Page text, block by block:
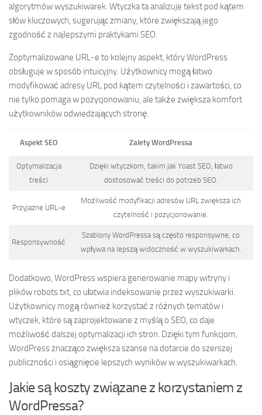
algorytmów wyszukiwarek. Wtyczka ta analizuje tekst pod kątem
słów kluczowych, sugerując zmiany, które zwiększają jego
zgodność z najlepszymi praktykami SEO.
Zoptymalizowane URL-e to kolejny aspekt, który WordPress
obsługuje w sposób intuicyjny. Użytkownicy mogą łatwo
modyfikować adresy URL pod kątem czytelności i zawartości, co
nie tylko pomaga w pozycjonowaniu, ale także zwiększa komfort
użytkowników odwiedzających stronę.
Aspekt SEO Zalety WordPressa
Optymalizacja
treści
Dzięki wtyczkom, takim jak Yoast SEO, łatwo
dostosować treści do potrzeb SEO.
Przyjazne URL-e
Możliwość modyfikacji adresów URL zwiększa ich
czytelność i pozycjonowanie.
Responsywność
Szablony WordPressa są często responsywne, co
wpływa na lepszą widoczność w wyszukiwarkach.
Dodatkowo, WordPress wspiera generowanie mapy witryny i
plików robots.txt, co ułatwia indeksowanie przez wyszukiwarki.
Użytkownicy mogą również korzystać z różnych tematów i
wtyczek, które są zaprojektowane z myślą o SEO, co daje
możliwość dalszej optymalizacji ich stron. Dzięki tym funkcjom,
WordPress znacząco zwiększa szanse na dotarcie do szerszej
publiczności i osiągnięcie lepszych wyników w wyszukiwarkach.
Jakie są koszty związane z korzystaniem z
WordPressa?